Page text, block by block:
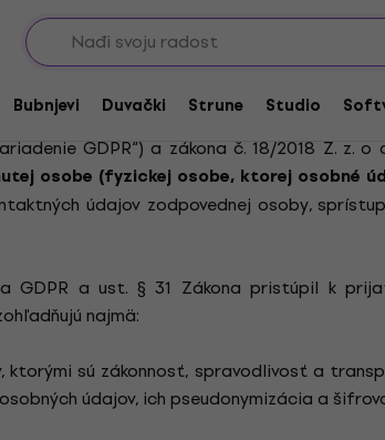
Bubnjevi Duvački Strune Studio
Základné informácie
a preto v zmysle Nariadenia
údajov a o voľnom pohybe
GDPR“) a zákona č. 18/2018 Z. z.
osobe (fyzickej osobe, ktorej osobné
údajov zodpovednej osoby,
GDPR a ust. § 31 Zákona pristúpil k
najmä:
ktorými sú zákonnosť, spravodlivosť a
údajov, ich pseudonymizácia a